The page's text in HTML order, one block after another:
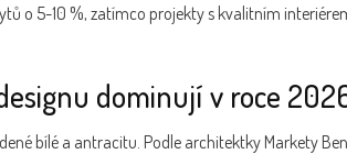
o 5-10 %, zatímco projekty s kvalitním
dominují v roce
bílé a antracitu. Podle architektky Markety